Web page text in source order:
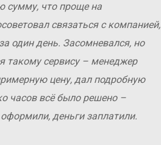
сумму, что проще на
связаться с компанией,
один день. Засомневался, но
такому сервису – менеджер
цену, дал подробную
часов всё было решено –
деньги заплатили.